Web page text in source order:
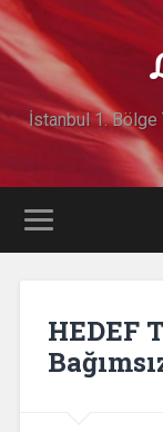
İstanbul 1. Bölge
HEDEF